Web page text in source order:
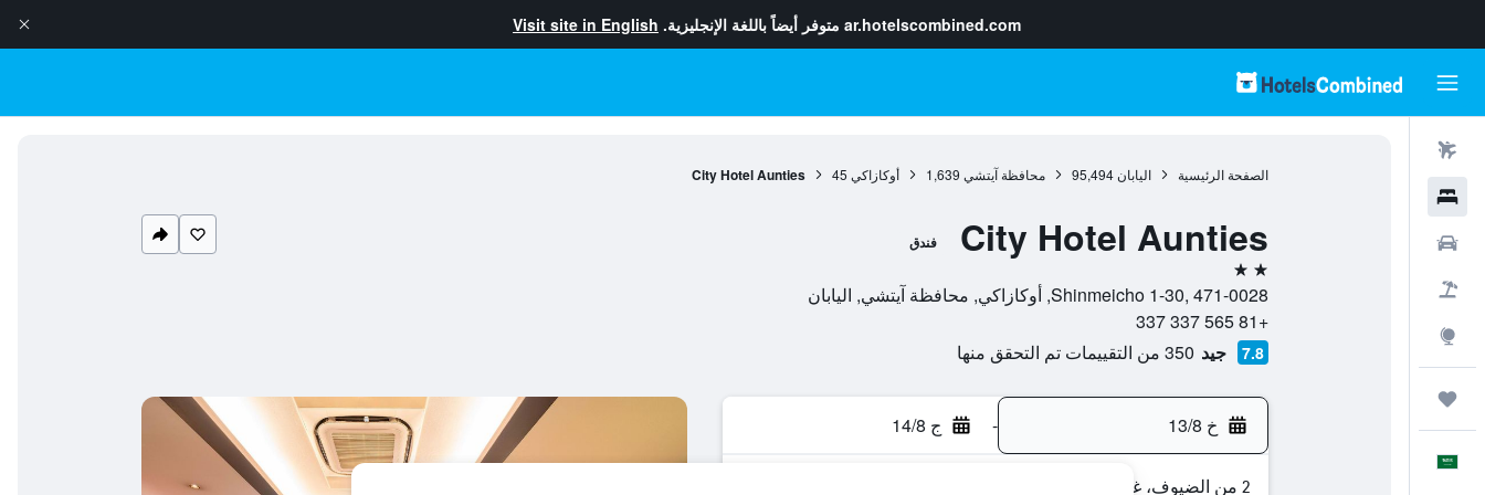
ar.hotelscombined.com متوفر أيضاً باللغة الإنجليزية. Visit site in English
الصفحة الرئيسية اليابان 95,494 محافظة آيتشي 1,639 أوكازاكي 45
City Hotel Aunties
City Hotel Aunties فندق
2 نجمتين
Shinmeicho 1-30, 471-0028, أوكازاكي, محافظة آيتشي, اليابان
+81 565 337 337
7.8 جيد 350 من التقييمات تم التحقق منها
خ 13/8 - ج 14/8
2 من الضيوف، غرفة واحدة